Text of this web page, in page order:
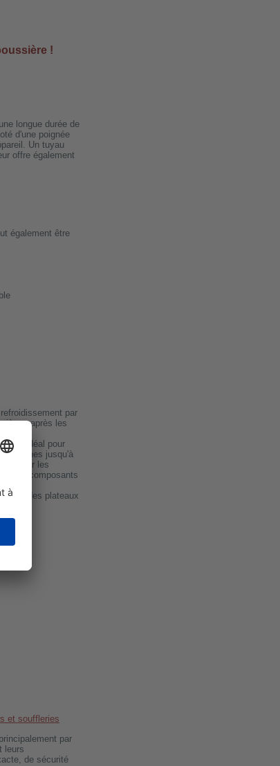
!
longue durée de
d'une poignée
Un tuyau
offre également
également être
par
après les
est idéal pour
et fines jusqu'à
par les
composants
sur des plateaux
et souffleries
par
leurs
de sécurité